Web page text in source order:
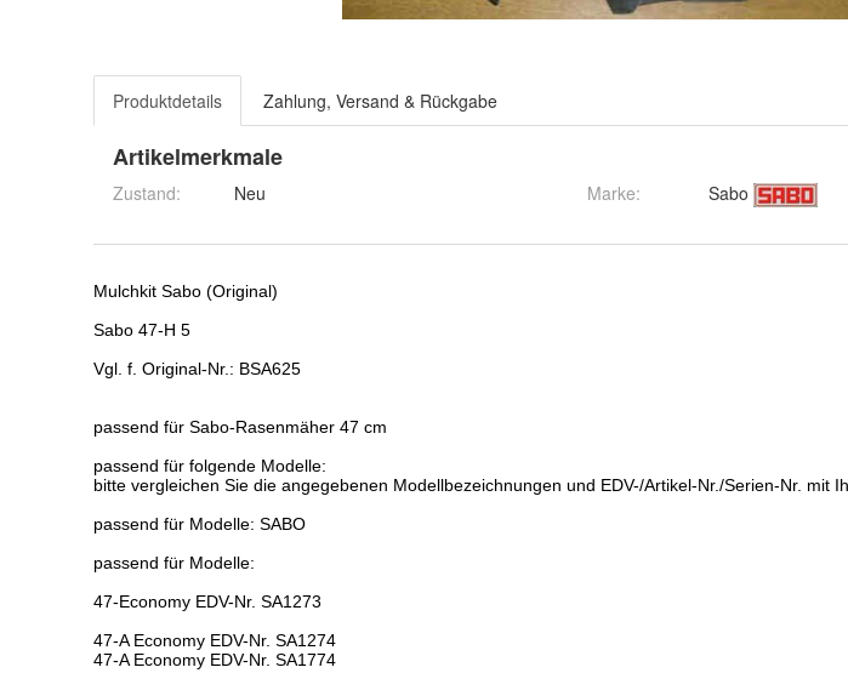
Produktdetails Zahlung, Versand & Rückgabe
Artikelmerkmale
Zustand: Neu Marke: Sabo